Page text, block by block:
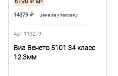
6190 ₽ м
14379 ₽ цена за упаковку
Арт.113279
Виа Венето 5101 34 класс
12.3мм